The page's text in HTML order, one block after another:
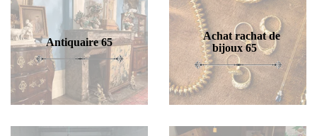
Antiquaire 65
Achat rachat de
bijoux 65